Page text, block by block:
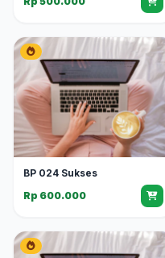
BP 024 Sukses
Rp 600.000